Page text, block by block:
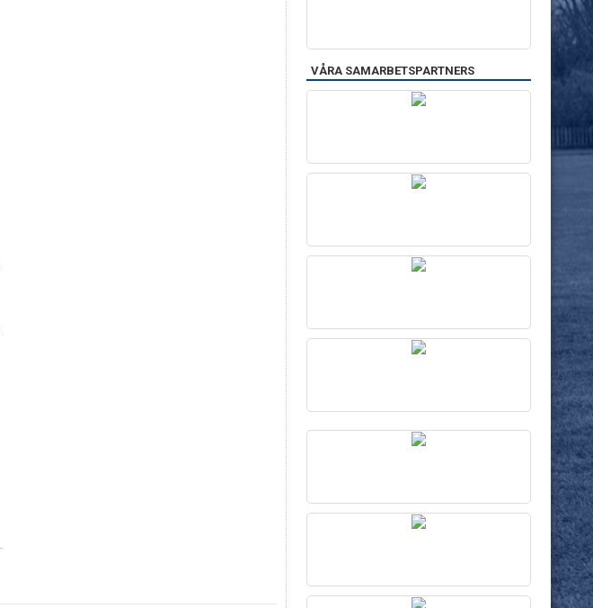
VÅRA SAMARBETSPARTNERS